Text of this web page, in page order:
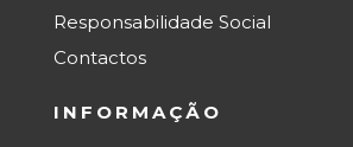
Responsabilidade Social
Contactos
INFORMAÇÃO